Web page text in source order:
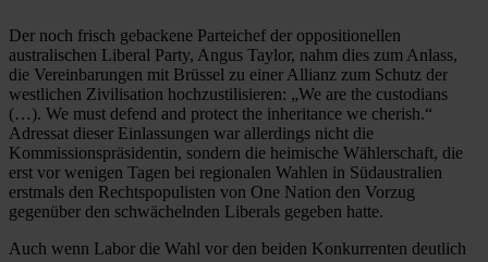
Der noch frisch gebackene Parteichef der oppositionellen
australischen Liberal Party, Angus Taylor, nahm dies zum Anlass,
die Vereinbarungen mit Brüssel zu einer Allianz zum Schutz der
westlichen Zivilisation hochzustilisieren: „We are the custodians
(…). We must defend and protect the inheritance we cherish.“
Adressat dieser Einlassungen war allerdings nicht die
Kommissionspräsidentin, sondern die heimische Wählerschaft, die
erst vor wenigen Tagen bei regionalen Wahlen in Südaustralien
erstmals den Rechtspopulisten von One Nation den Vorzug
gegenüber den schwächelnden Liberals gegeben hatte.
Auch wenn Labor die Wahl vor den beiden Konkurrenten deutlich